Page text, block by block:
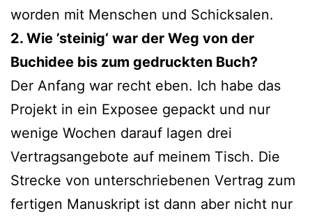
wor­den mit Menschen und Schicksalen.
2. Wie ’stei­nig‘ war der Weg von der
Buchidee bis zum gedruck­ten Buch?
Der Anfang war recht eben. Ich habe das
Projekt in ein Exposee gepackt und nur
weni­ge Wochen dar­auf lagen drei
Vertragsangebote auf mei­nem Tisch. Die
Strecke von unter­schrie­be­nen Vertrag zum
fer­ti­gen Manuskript ist dann aber nicht nur